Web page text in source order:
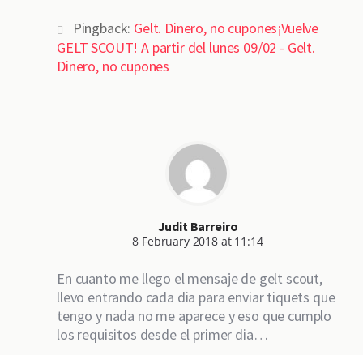
Pingback: Gelt. Dinero, no cupones¡Vuelve
GELT SCOUT! A partir del lunes 09/02 - Gelt.
Dinero, no cupones
Judit Barreiro
8 February 2018 at 11:14
En cuanto me llego el mensaje de gelt scout,
llevo entrando cada dia para enviar tiquets que
tengo y nada no me aparece y eso que cumplo
los requisitos desde el primer dia…